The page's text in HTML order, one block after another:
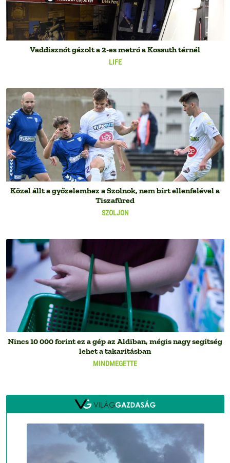
LIFE
Vaddisznót gázolt a 2-es metró a Kossuth térnél
SZOLJON
Közel állt a győzelemhez a Szolnok, nem bírt ellenfelével a
Tiszafüred
MINDMEGETTE
Nincs 10 000 forint ez a gép az Aldiban, mégis nagy segítség
lehet a takarításban